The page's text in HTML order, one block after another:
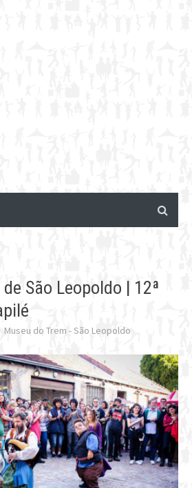
São Leopoldo | 12ª
Museu do Trem - São Leopoldo